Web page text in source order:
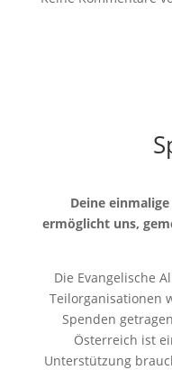
Deine
ermöglicht uns,
Die Evangelische
Teilorganisationen
Spenden
Österreich ist
Unterstützung